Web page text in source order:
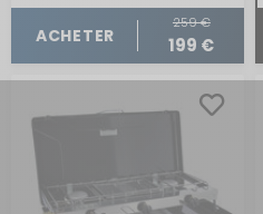
ACHETER
259 €
199 €